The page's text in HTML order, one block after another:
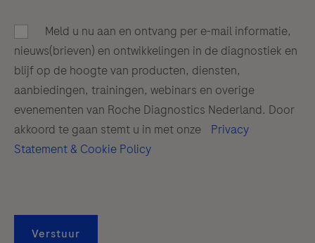
Meld u nu aan en ontvang per e-mail informatie,
nieuws(brieven) en ontwikkelingen in de diagnostiek en
blijf op de hoogte van producten, diensten,
aanbiedingen, trainingen, webinars en overige
evenementen van Roche Diagnostics Nederland. Door
akkoord te gaan stemt u in met onze
Privacy
Statement & Cookie Policy
Verstuur